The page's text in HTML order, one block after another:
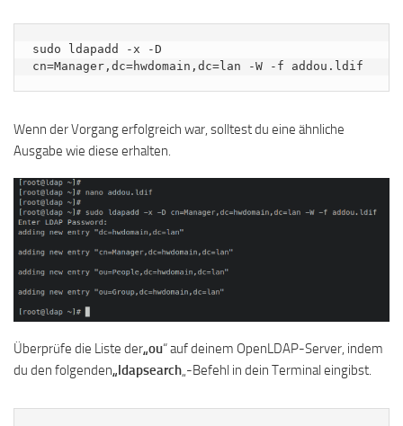
sudo ldapadd -x -D
cn=Manager,dc=hwdomain,dc=lan -W -f addou.ldif
Wenn der Vorgang erfolgreich war, solltest du eine ähnliche
Ausgabe wie diese erhalten.
Überprüfe die Liste der„ou“ auf deinem OpenLDAP-Server, indem
du den folgenden„ldapsearch„-Befehl in dein Terminal eingibst.